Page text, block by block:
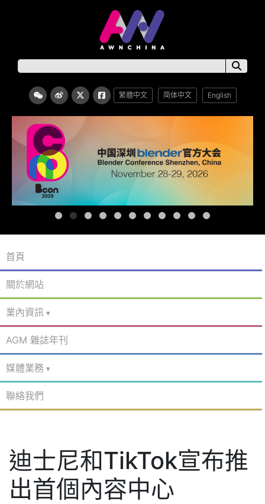
繁體中文 简体中文 English
首頁
關於網站
業內資訊
AGM 雜誌年刊
媒體業務
聯絡我們
迪士尼和TikTok宣布推
出首個內容中心